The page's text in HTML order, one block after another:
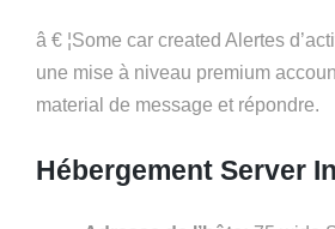
â € ¦Some car created Alertes
une mise à niveau premium
material de message et répondre.
Hébergement Server